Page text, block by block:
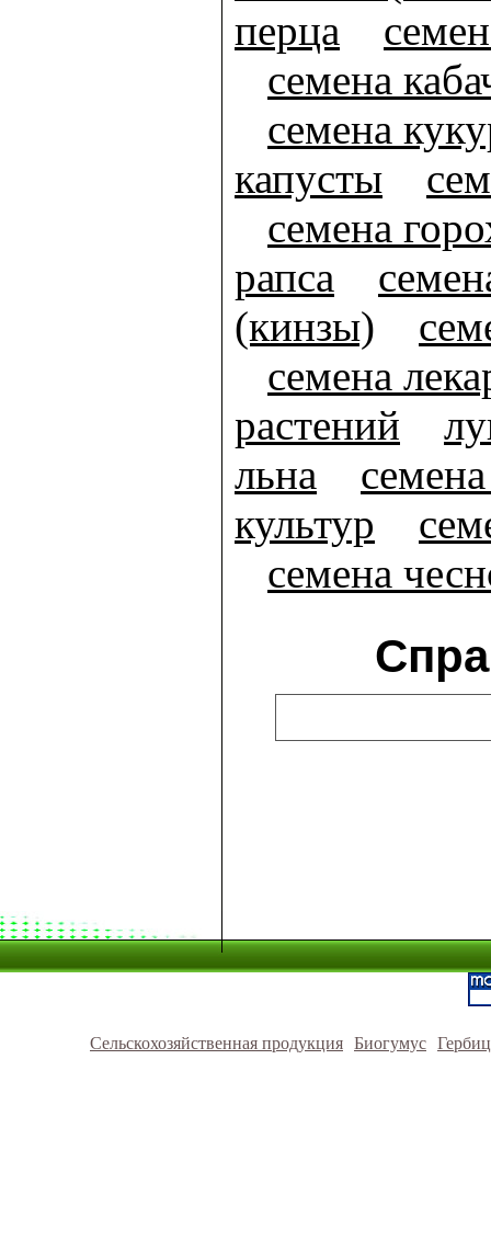
перца
семена
семена
капусты
семена
рапса
(кинзы)
семена
растений
льна
культур
семена
Сельскохозяйственная продукция Биогумус